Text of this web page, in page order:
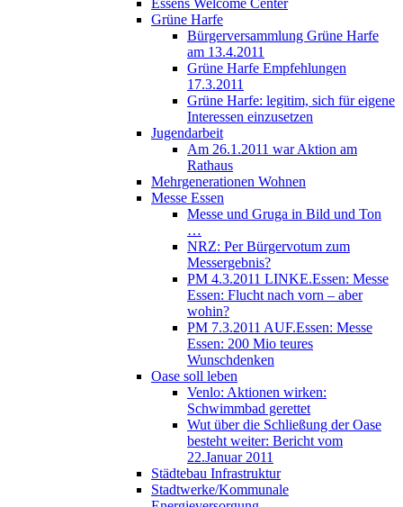
Essens Welcome Center
Grüne Harfe
Bürgerversammlung Grüne Harfe
am 13.4.2011
Grüne Harfe Empfehlungen
17.3.2011
Grüne Harfe: legitim, sich für eigene
Interessen einzusetzen
Jugendarbeit
Am 26.1.2011 war Aktion am
Rathaus
Mehrgenerationen Wohnen
Messe Essen
Messe und Gruga in Bild und Ton
…
NRZ: Per Bürgervotum zum
Messergebnis?
PM 4.3.2011 LINKE.Essen: Messe
Essen: Flucht nach vorn – aber
wohin?
PM 7.3.2011 AUF.Essen: Messe
Essen: 200 Mio teures
Wunschdenken
Oase soll leben
Venlo: Aktionen wirken:
Schwimmbad gerettet
Wut über die Schließung der Oase
besteht weiter: Bericht vom
22.Januar 2011
Städtebau Infrastruktur
Stadtwerke/Kommunale